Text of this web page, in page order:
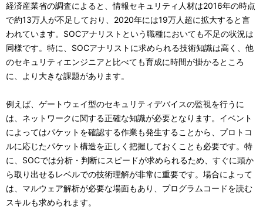
経済産業省の調査によると、情報セキュリティ人材は2016年の時点
で約13万人が不足しており、2020年には19万人超に拡大すると言
われています。SOCアナリストという職種においても不足の状況は
同様です。特に、SOCアナリストに求められる技術知識は高く、他
のセキュリティエンジニアと比べても育成に時間が掛かるところ
に、より大きな課題があります。
例えば、ゲートウェイ型のセキュリティデバイスの監視を行うに
は、ネットワークに関する正確な知識が必要となります。イベント
によってはパケットを確認する作業も発生することから、プロトコ
ルに応じたパケット構造を正しく把握しておくことも必要です。特
に、SOCでは分析・判断にスピードが求められるため、すぐに頭か
ら取り出せるレベルでの技術理解が非常に重要です。場合によって
は、マルウェア解析が必要な場面もあり、プログラムコードを読む
スキルも求められます。